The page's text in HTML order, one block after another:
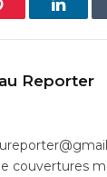
Reporter
couvertures